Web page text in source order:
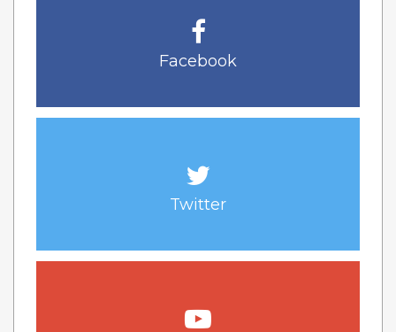
Facebook
Twitter